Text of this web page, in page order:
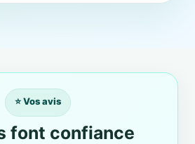
⭐ Vos avis
font confiance